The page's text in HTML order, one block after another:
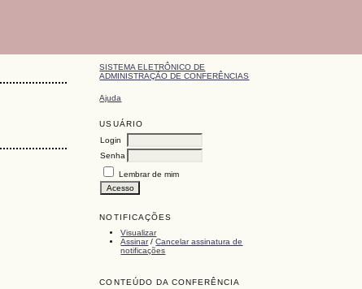
SISTEMA ELETRÔNICO DE
ADMINISTRAÇÃO DE CONFERÊNCIAS
Ajuda
USUÁRIO
Login
Senha
Lembrar de mim
NOTIFICAÇÕES
Visualizar
Assinar/Cancelar assinatura de
notificações
CONTEÚDO DA CONFERÊNCIA